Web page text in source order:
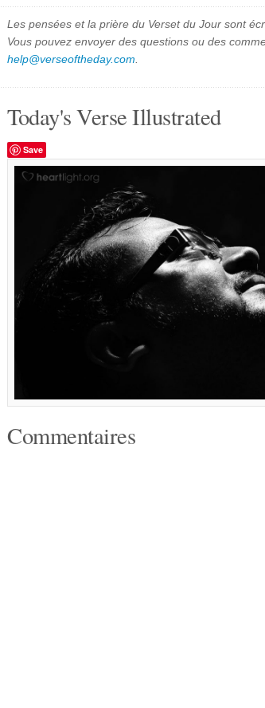
Les pensées et la prière du Verset du Jour sont
Vous pouvez envoyer des questions ou des
help@verseoftheday.com
Today's Verse Illustrated
Save
Commentaires